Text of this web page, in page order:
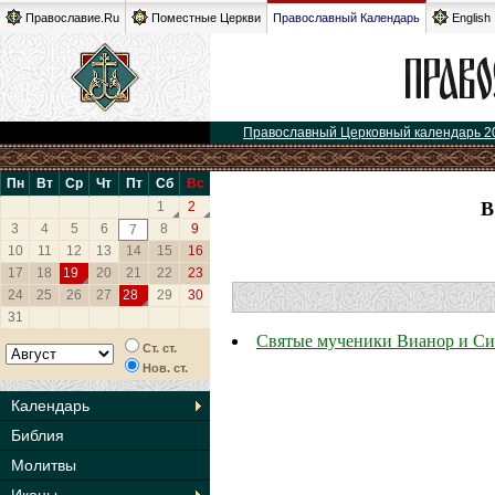
Православие.Ru Поместные Церкви Православный Календарь English
Православный Церковный календарь
Пн Вт Ср Чт Пт Сб
Вс
1
2
3
4 5 6 7 8
9
10
11 12 13 14 15
16
17
18 19 20 21 22
23
24
25 26 27 28 29
30
31
Ст. ст.
Нов. ст.
Календарь
Библия
Молитвы
Святые мученики Вианор и